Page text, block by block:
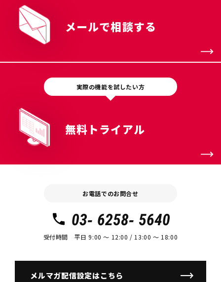
メールで相談する
実際の機能を試したい方
無料トライアル
お電話でのお問合せ
03- 6258- 5640
受付時間 平日 9:00 〜 12:00 / 13:00 〜 18:00
メルマガ配信設定はこちら